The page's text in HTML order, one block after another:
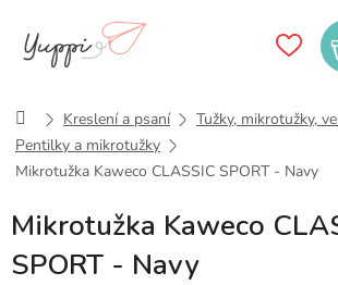
obsah
DomůKreslení a psaní
Tužky, mikrotužky,
Pentilky a mikrotužky
Mikrotužka Kaweco CLASSIC SPORT - Navy
Mikrotužka Kaweco
SPORT - Navy